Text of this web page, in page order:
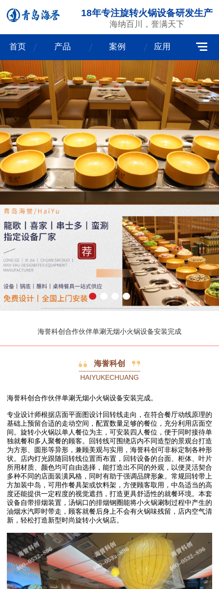
18年专注旋转火锅设备研发生产
海纳百川，誉满天下
首页 产品 案例 应用
我们
海誉科创合作伙伴单涮无烟小火锅设备安装完成
海誉科创
HAIYUKECHUANG
海誉科创合作伙伴单涮无烟小火锅设备安装完成。
专业设计师根据店面平面图设计回转线走向，在符合餐厅动线原理的
基础上预留合适的走动空间，配置数量足够的餐位，充分利用店面空
间。旋转小火锅以单人餐位为主，可安装四人餐位，便于同时接待单
独就餐和多人聚餐的顾客。回转线可围绕店内不同造型的景观台打造
为方形、圆形等异形，兼顾美观与实用，海誉科创可非标定制各种形
状。店内灯光跟随回转线位置而布置，回转设备的台面、柜体、叶片
所用材质、颜色均可自由选择，能打造出不同的外观，以便灵活契合
多种不同的店面装潢风格，同时有助于强调品牌形象。常规回转带上
方加装中岛，可用作餐具架或饮料架，方便顾客取用，中岛适当的高
度还能提供一定程度的视觉遮挡，打造更具舒适性的就餐环境。本套
设备自带排烟装置，汤锅口的排烟钢圈能将小火锅涮制过程中产生的
油烟水汽即时带走，顾客就餐后身上不会有火锅味残留，店内空气清
新，轻松打造新型时尚旋转小火锅店。